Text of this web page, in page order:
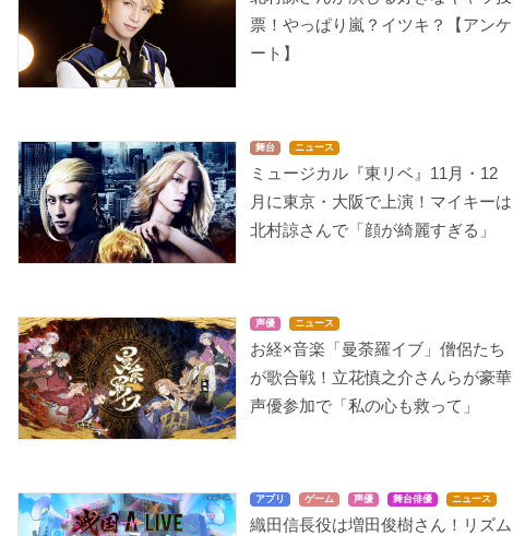
票！やっぱり嵐？イツキ？【アンケ
ート】
舞台 ニュース
ミュージカル『東リベ』11月・12
月に東京・大阪で上演！マイキーは
北村諒さんで「顔が綺麗すぎる」
声優 ニュース
お経×音楽「曼荼羅イブ」僧侶たち
が歌合戦！立花慎之介さんらが豪華
声優参加で「私の心も救って」
アプリ ゲーム 声優 舞台俳優 ニュース
織田信長役は増田俊樹さん！リズム